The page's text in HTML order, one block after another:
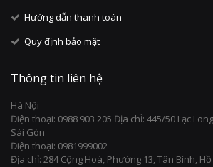
Hướng dẫn thanh toán
Quy định bảo mật
Thông tin liên hệ
Hà Nội
Điện thoại: 0988 903 205 Địa chỉ: 445/50 Lạc
Sài Gòn
Điện thoại: 0981999002
Địa chỉ: 284 Cộng Hoà, Phường 13, Tân Bình,